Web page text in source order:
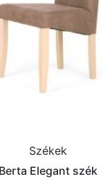
Székek
Berta Elegant szék